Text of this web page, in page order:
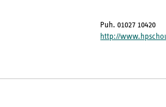
Puh. 01027 10420
http://